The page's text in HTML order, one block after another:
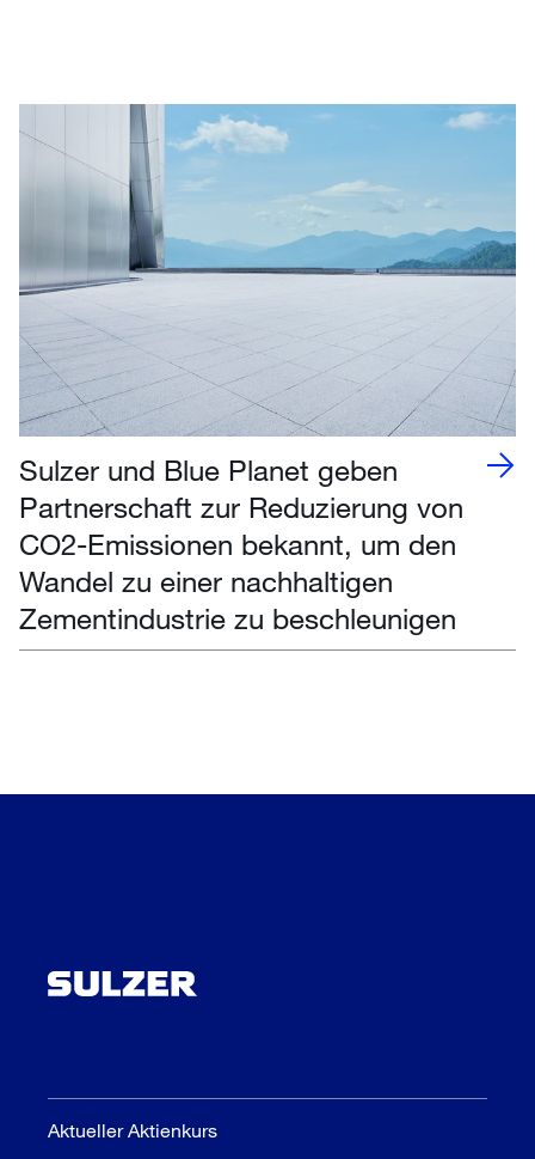
Sulzer und Blue Planet geben
Partnerschaft zur Reduzierung von
CO2-Emissionen bekannt, um den
Wandel zu einer nachhaltigen
Zementindustrie zu beschleunigen
Aktueller Aktienkurs